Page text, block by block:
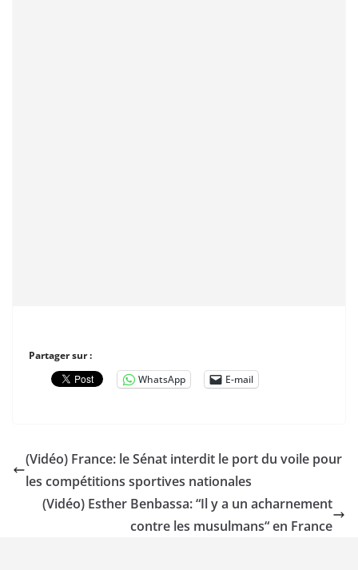
Partager sur :
WhatsApp
E-mail
(Vidéo) France: le Sénat interdit le port du voile pour
les compétitions sportives nationales
(Vidéo) Esther Benbassa: “Il y a un acharnement
contre les musulmans“ en France